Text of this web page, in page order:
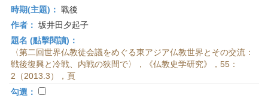
時期(主題)： 戰後
作者： 坂井田夕起子
題名 (點擊閱讀)：
〈第二回世界仏教徒会議をめぐる東アジア仏教世界とその交流：
戦後復興と冷戦、内戦の狭間で〉，《仏教史学研究》，55：
2（2013.3），頁
勾選：